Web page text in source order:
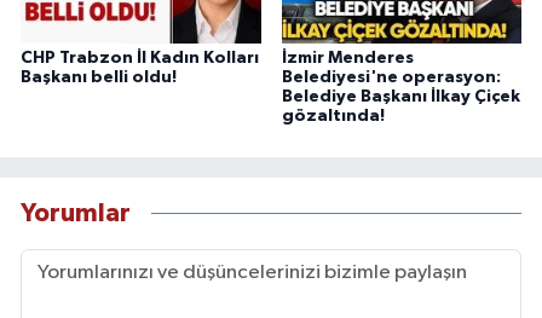
CHP Trabzon İl Kadın Kolları
Başkanı belli oldu!
İzmir Menderes
Belediyesi'ne operasyon:
Belediye Başkanı İlkay Çiçek
gözaltında!
Yorumlar